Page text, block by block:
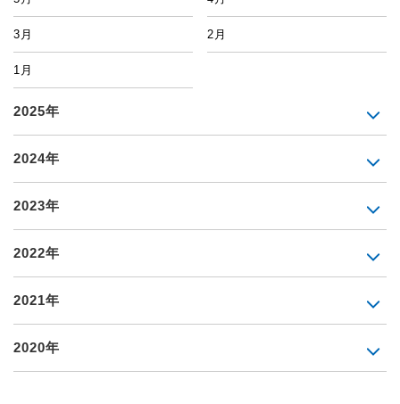
3月 2月
1月
2025年
2024年
2023年
2022年
2021年
2020年